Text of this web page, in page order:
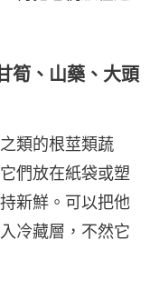
筍、山藥、大頭
類的根莖類蔬
們放在紙袋或塑
新鮮。可以把他
冷藏層，不然它